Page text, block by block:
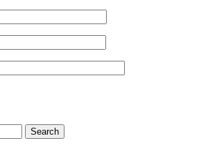
Search